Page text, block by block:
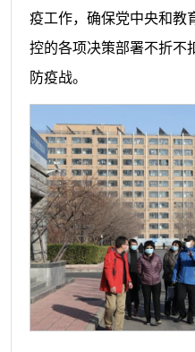
疫工作，确保党中央和教
控的各项决策部署不折不
防疫战。